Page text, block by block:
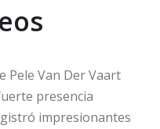
Pele Van Der Vaart
presencia
impresionantes